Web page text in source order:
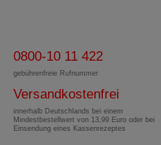
0800-10 11 422
gebührenfreie Rufnummer
Versandkostenfrei
innerhalb Deutschlands bei einem
Mindestbestellwert von 13,99 Euro oder bei
Einsendung eines Kassenrezeptes